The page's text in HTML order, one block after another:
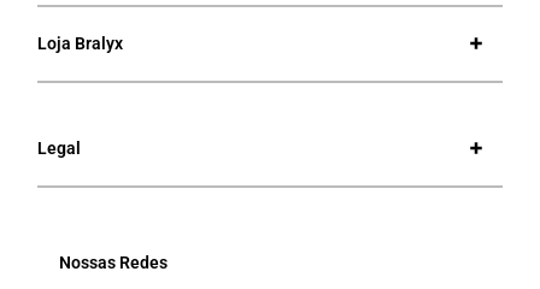
Loja Bralyx
Legal
Nossas Redes